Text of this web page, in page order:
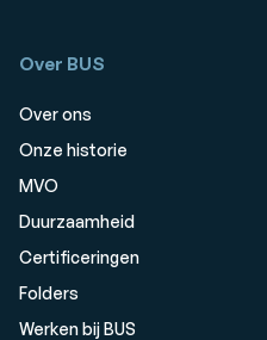
Over BUS
Over ons
Onze historie
MVO
Duurzaamheid
Certificeringen
Folders
Werken bij BUS